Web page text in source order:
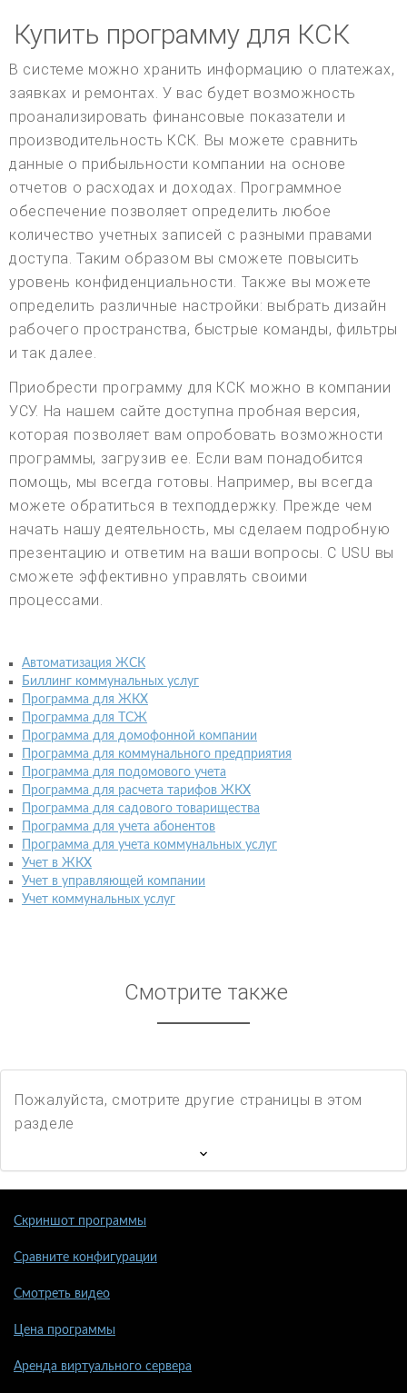
Купить программу для КСК
В системе можно хранить информацию о платежах,
заявках и ремонтах. У вас будет возможность
проанализировать финансовые показатели и
производительность КСК. Вы можете сравнить
данные о прибыльности компании на основе
отчетов о расходах и доходах. Программное
обеспечение позволяет определить любое
количество учетных записей с разными правами
доступа. Таким образом вы сможете повысить
уровень конфиденциальности. Также вы можете
определить различные настройки: выбрать дизайн
рабочего пространства, быстрые команды, фильтры
и так далее.
Приобрести программу для КСК можно в компании
УСУ. На нашем сайте доступна пробная версия,
которая позволяет вам опробовать возможности
программы, загрузив ее. Если вам понадобится
помощь, мы всегда готовы. Например, вы всегда
можете обратиться в техподдержку. Прежде чем
начать нашу деятельность, мы сделаем подробную
презентацию и ответим на ваши вопросы. С USU вы
сможете эффективно управлять своими
процессами.
Автоматизация ЖСК
Биллинг коммунальных услуг
Программа для ЖКХ
Программа для ТСЖ
Программа для домофонной компании
Программа для коммунального предприятия
Программа для подомового учета
Программа для расчета тарифов ЖКХ
Программа для садового товарищества
Программа для учета абонентов
Программа для учета коммунальных услуг
Учет в ЖКХ
Учет в управляющей компании
Учет коммунальных услуг
Смотрите также
Пожалуйста, смотрите другие страницы в этом
разделе
Скриншот программы
Сравните конфигурации
Смотреть видео
Цена программы
Аренда виртуального сервера